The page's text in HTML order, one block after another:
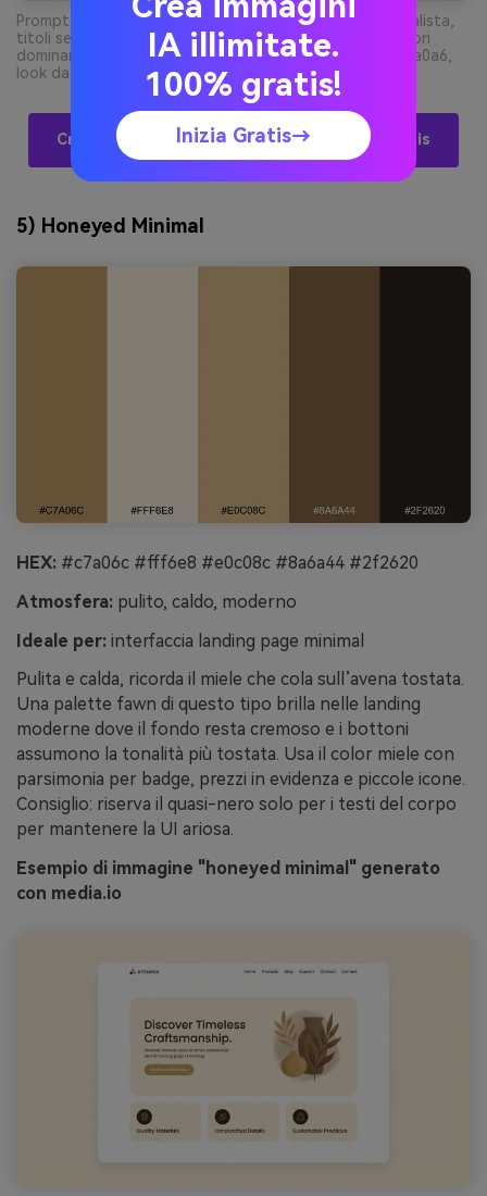
Prompt: layout spread di rivista editoriale, griglia minimalista,
titoli serif grandi, blocchi neutri caldi e filetti sottili, colori
dominanti #e7dccb #b79a73 #3a2f2a con accenti #9aa0a6,
look da stampa --ar 16:9
Crea Visual Con Palette Fawn Tramite AI Gratis
5) Honeyed Minimal
HEX: #c7a06c #fff6e8 #e0c08c #8a6a44 #2f2620
Atmosfera: pulito, caldo, moderno
Ideale per: interfaccia landing page minimal
Pulita e calda, ricorda il miele che cola sull’avena tostata.
Una palette fawn di questo tipo brilla nelle landing
moderne dove il fondo resta cremoso e i bottoni
assumono la tonalità più tostata. Usa il color miele con
parsimonia per badge, prezzi in evidenza e piccole icone.
Consiglio: riserva il quasi-nero solo per i testi del corpo
per mantenere la UI ariosa.
Esempio di immagine "honeyed minimal" generato
con media.io
IA illimitate.
100% gratis!
Inizia Gratis→